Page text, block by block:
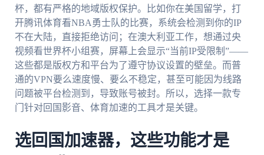
杯，都有严格的地域版权保护。比如你在美国留学，打
开腾讯体育看NBA勇士队的比赛，系统会检测到你的IP
不在大陆，直接拒绝访问；在澳大利亚工作，想通过央
视频看世界杯小组赛，屏幕上会显示“当前IP受限制”——
这些都是版权方和平台为了遵守协议设置的壁垒。而普
通的VPN要么速度慢、要么不稳定，甚至可能因为线路
问题被平台检测到，导致账号被封。所以，选择一款专
门针对回国影音、体育加速的工具才是关键。
选回国加速器，这些功能才是